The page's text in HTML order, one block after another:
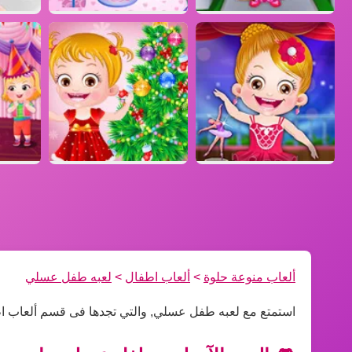
ألعاب منوعة حلوة > ألعاب اطفال > لعبه طفل عسلي
استمتع مع لعبه طفل عسلي, والتي تجدها فى قسم ألعاب